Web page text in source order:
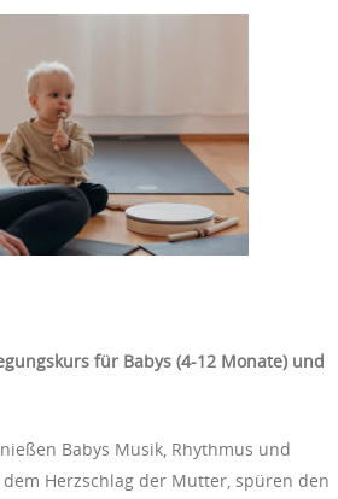
für Babys (4-12 Monate) und
Babys Musik, Rhythmus und
Herzschlag der Mutter, spüren den